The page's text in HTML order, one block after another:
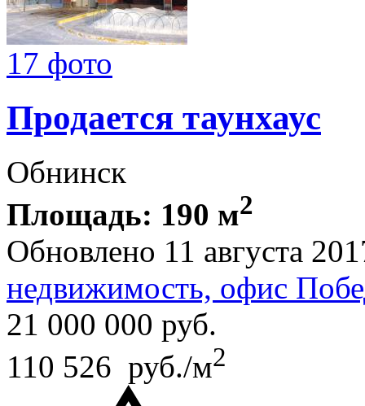
17 фото
Продается таунхаус
Обнинск
Площадь: 190 м2
Обновлено 11 августа
недвижимость, офис
21 000 000 руб.
110 526 руб./м2